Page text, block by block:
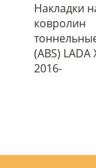
Накладки
ковролин
(ABS) LADA
2016-